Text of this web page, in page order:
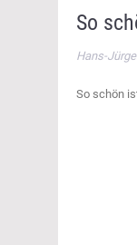
So
Hans-
So schön